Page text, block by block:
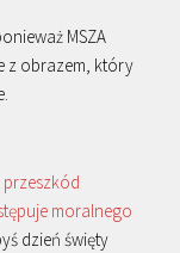
MSZA
z obrazem, który
przeszkód
moralnego
dzień święty